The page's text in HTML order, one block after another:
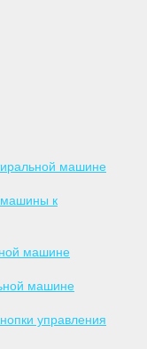
машине
машины к
машине
машине
управления